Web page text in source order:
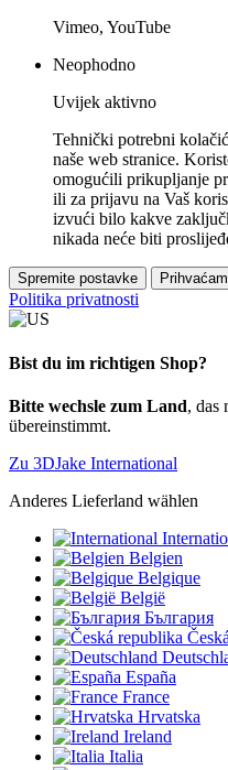
Vimeo, YouTube
Neophodno
Uvijek aktivno
Tehnički potrebni
naše web stranice.
omogućili prikupljanje
ili za prijavu na Vaš
izvući bilo kakve
nikada neće biti
Spremite postavke Prihvaćam
Politika privatnosti
Bist du im richtigen Shop?
Bitte wechsle zum Land, das
übereinstimmt.
Zu 3DJake International
Anderes Lieferland wählen
Belgien
Belgique
België
България
España
France
Hrvatska
Ireland
Italia